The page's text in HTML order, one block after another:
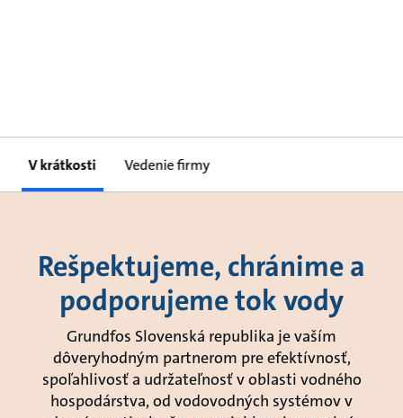
V krátkosti Vedenie firmy
Rešpektujeme, chránime a
podporujeme tok vody
Grundfos Slovenská republika je vaším
dôveryhodným partnerom pre efektívnosť,
spoľahlivosť a udržateľnosť v oblasti vodného
hospodárstva, od vodovodných systémov v